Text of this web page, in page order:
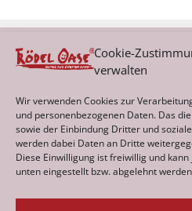
Cookie-
verwalten
Wir verwenden Cookies zur
und personenbezogenen Daten. Das
sowie der Einbindung Dritter und
werden dabei Daten an Dritte
Diese Einwilligung ist freiwillig und
unten eingestellt bzw. abgelehnt
Archiv